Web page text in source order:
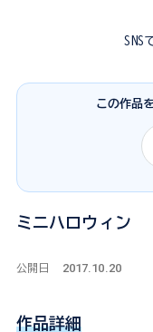
SNS
この作品
ミニハロウィン
公開日 2017.10.20
作品詳細